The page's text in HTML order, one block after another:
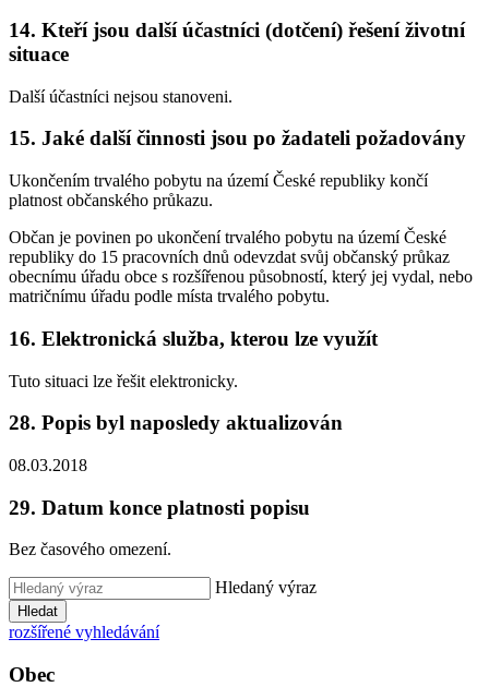
14. Kteří jsou další účastníci (dotčení) řešení životní
situace
Další účastníci nejsou stanoveni.
15. Jaké další činnosti jsou po žadateli požadovány
Ukončením trvalého pobytu na území České republiky končí
platnost občanského průkazu.
Občan je povinen po ukončení trvalého pobytu na území České
republiky do 15 pracovních dnů odevzdat svůj občanský průkaz
obecnímu úřadu obce s rozšířenou působností, který jej vydal, nebo
matričnímu úřadu podle místa trvalého pobytu.
16. Elektronická služba, kterou lze využít
Tuto situaci lze řešit elektronicky.
28. Popis byl naposledy aktualizován
08.03.2018
29. Datum konce platnosti popisu
Bez časového omezení.
Hledaný výraz
Hledat
rozšířené vyhledávání
Obec